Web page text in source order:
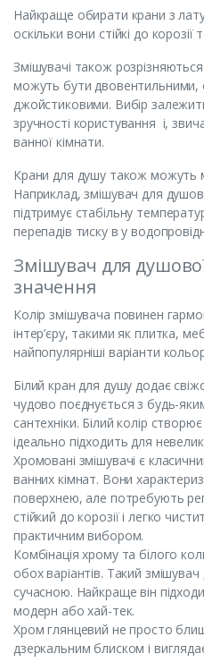
Найкраще обирати крани з
оскільки вони стійкі до корозії
Змішувачі також
можуть бути двовентильними,
джойстиковими. Вибір
зручності користування і,
ванної кімнати.
Крани для душу також можуть
Наприклад, змішувач для
підтримує стабільну
перепадів тиску в у
Змішувач для
значення
Колір змішувача повинен
інтер’єру, такими як плитка,
найпопулярніші варіанти
Білий кран для душу додає
чудово поєднується з будь-
сантехніки. Білий колір
ідеально підходить для
Хромовані змішувачі є
ванних кімнат. Вони
поверхнею, але потребують
стійкий до корозії і легко
практичним вибором.
Комбінація хрому та білого
обох варіантів. Такий
сучасною. Найкраще він
модерн або хай-тек.
Хром глянцевий не просто
дзеркальним блиском і